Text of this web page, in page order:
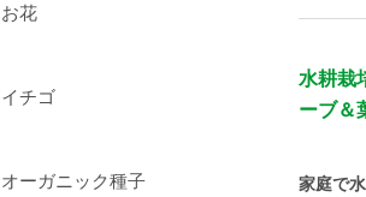
水耕栽
ーブ＆
家庭で
お花
イチゴ
オーガニック種子